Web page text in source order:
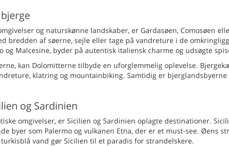
og naturskønne landskaber, er Gardasøen, Comosøen
bredden af søerne, sejle eller tage på vandreture i de
og Malcesine, byder på autentisk italiensk charme og udsøgte
kan Dolomitterne tilbyde en uforglemmelig oplevelse.
klatring og mountainbiking. Samtidig er
og Sardinien
omgivelser, er Sicilien og Sardinien oplagte destinationer.
byer som Palermo og vulkanen Etna, der er et must-see. Øens
vand gør Sicilien til et paradis for strandelskere.